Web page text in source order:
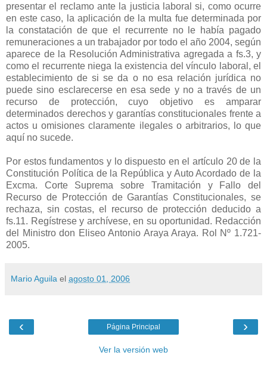
presentar el reclamo ante la justicia laboral si, como ocurre
en este caso, la aplicación de la multa fue determinada por
la constatación de que el recurrente no le había pagado
remuneraciones a un trabajador por todo el año 2004, según
aparece de la Resolución Administrativa agregada a fs.3, y
como el recurrente niega la existencia del vínculo laboral, el
establecimiento de si se da o no esa relación jurídica no
puede sino esclarecerse en esa sede y no a través de un
recurso de protección, cuyo objetivo es amparar
determinados derechos y garantías constitucionales frente a
actos u omisiones claramente ilegales o arbitrarios, lo que
aquí no sucede.
Por estos fundamentos y lo dispuesto en el artículo 20 de la
Constitución Política de la República y Auto Acordado de la
Excma. Corte Suprema sobre Tramitación y Fallo del
Recurso de Protección de Garantías Constitucionales, se
rechaza, sin costas, el recurso de protección deducido a
fs.11. Regístrese y archívese, en su oportunidad. Redacción
del Ministro don Eliseo Antonio Araya Araya. Rol Nº 1.721-
2005.
Mario Aguila el agosto 01, 2006
‹ ›
Página Principal
Ver la versión web